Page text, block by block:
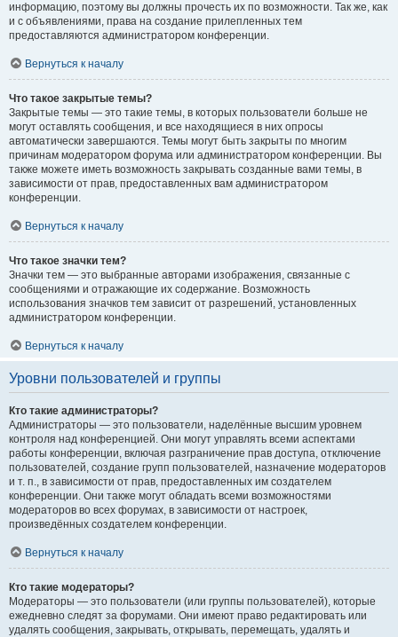
информацию, поэтому вы должны прочесть их по возможности. Так же, как
и с объявлениями, права на создание прилепленных тем
предоставляются администратором конференции.
Вернуться к началу
Что такое закрытые темы?
Закрытые темы — это такие темы, в которых пользователи больше не
могут оставлять сообщения, и все находящиеся в них опросы
автоматически завершаются. Темы могут быть закрыты по многим
причинам модератором форума или администратором конференции. Вы
также можете иметь возможность закрывать созданные вами темы, в
зависимости от прав, предоставленных вам администратором
конференции.
Вернуться к началу
Что такое значки тем?
Значки тем — это выбранные авторами изображения, связанные с
сообщениями и отражающие их содержание. Возможность
использования значков тем зависит от разрешений, установленных
администратором конференции.
Вернуться к началу
Уровни пользователей и группы
Кто такие администраторы?
Администраторы — это пользователи, наделённые высшим уровнем
контроля над конференцией. Они могут управлять всеми аспектами
работы конференции, включая разграничение прав доступа, отключение
пользователей, создание групп пользователей, назначение модераторов
и т. п., в зависимости от прав, предоставленных им создателем
конференции. Они также могут обладать всеми возможностями
модераторов во всех форумах, в зависимости от настроек,
произведённых создателем конференции.
Вернуться к началу
Кто такие модераторы?
Модераторы — это пользователи (или группы пользователей), которые
ежедневно следят за форумами. Они имеют право редактировать или
удалять сообщения, закрывать, открывать, перемещать, удалять и